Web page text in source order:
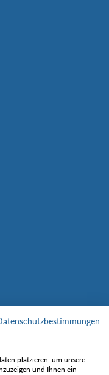
platzieren, um unsere
und Ihnen ein